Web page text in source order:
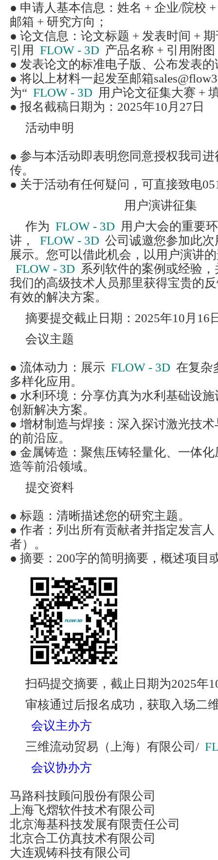
● 申请人基本信息：姓名 + 企业/院校
邮箱 + 研究方向；
● 论文信息：论文标题 + 发表时间 +
引用 FLOW - 3D 产品名称 + 引用附
● 发表论文的标准电子版、公布发表
● 将以上材料一起发至邮箱
为“ FLOW - 3D 用户论文征集大赛 +
● 报名截稿日期为：2025年10月27日
活动申明
● 参与本活动即表明您同意授权我司
传。
● 关于活动有任何疑问，可直接致电
用户演讲征集
作为 FLOW - 3D 用户大会的重要
讲，
FLOW - 3D 公司诚邀您参加此
展示。您可以借此机会，以用户演讲
FLOW - 3D 系列软件的案例或经验
我们的高级技术人员那里获得宝贵的
有效的解决方案。
摘要提交截止日期：2025年10月16
会议主题
● 流体动力：展示 FLOW - 3D 在复杂
多样化应用。
● 水利环境：分享仿真为水利基础设
创新解决方案。
● 增材制造与焊接：深入探讨激光技
的前沿应。
● 金属铸造：聚焦压铸轻量化、一体
造等前沿领域。
提交资料
● 标题：清晰描述您的研究主题。
● 作者：列出所有贡献者并指定发言
者）。
● 摘要：200字的简明摘要，概述项目
扫码提交摘要，截止日期为2025年
审核通过后报名成功，获取入场二
会议主办方
三维流动贸易（上海）有限公司/
会议协办方
马路科技顾问股份有限公司
上海飞熠软件技术有限公司
北京海基科技发展有限责任公司
北京合工仿真技术有限公司
大连观铸科技有限公司